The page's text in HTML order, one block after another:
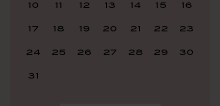
10 11 12 13 14 15 16
17 18 19 20 21 22 23
24 25 26 27 28 29 30
31